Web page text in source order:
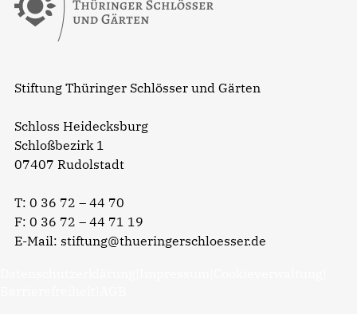
Stiftung Thüringer Schlösser und Gärten
Schloss Heidecksburg
Schloßbezirk 1
07407 Rudolstadt
T: 0 36 72 – 44 70
F: 0 36 72 – 44 71 19
E-Mail: stiftung@thueringerschloesser.de